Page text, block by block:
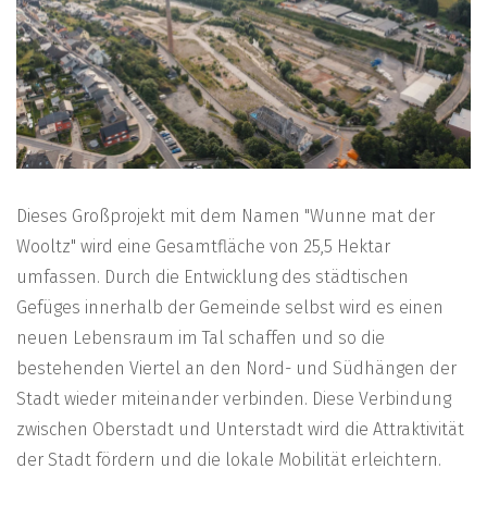
Dieses Großprojekt mit dem Namen "Wunne mat der
Wooltz" wird eine Gesamtfläche von 25,5 Hektar
umfassen. Durch die Entwicklung des städtischen
Gefüges innerhalb der Gemeinde selbst wird es einen
neuen Lebensraum im Tal schaffen und so die
bestehenden Viertel an den Nord- und Südhängen der
Stadt wieder miteinander verbinden. Diese Verbindung
zwischen Oberstadt und Unterstadt wird die Attraktivität
der Stadt fördern und die lokale Mobilität erleichtern.